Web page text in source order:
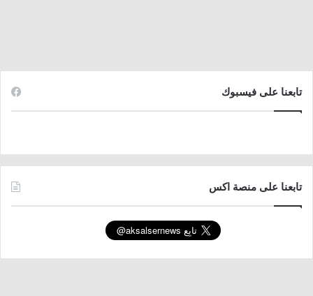
تابعنا على فيسبوك
تابعنا على منصة اكس